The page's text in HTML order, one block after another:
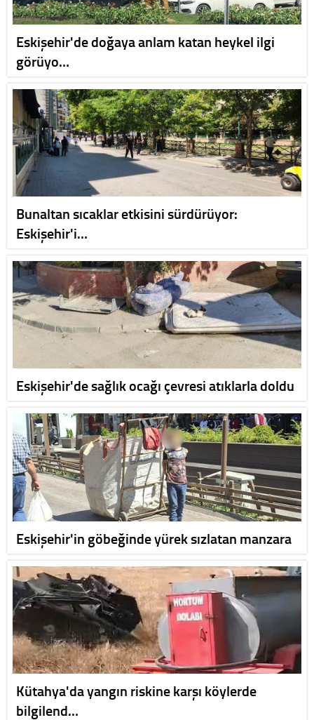
Eskişehir'de doğaya anlam katan heykel ilgi
görüyo…
Bunaltan sıcaklar etkisini sürdürüyor:
Eskişehir'i…
Eskişehir'de sağlık ocağı çevresi atıklarla doldu
Eskişehir'in göbeğinde yürek sızlatan manzara
Kütahya'da yangın riskine karşı köylerde
bilgilend…